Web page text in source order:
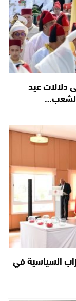
دلالات عيد
السياسية في